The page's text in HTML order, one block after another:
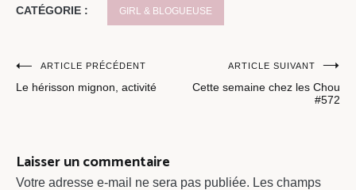
CATÉGORIE : GIRL & BLOGUEUSE
Navigation
de
ARTICLE PRÉCÉDENT
Le hérisson mignon, activité
ARTICLE SUIVANT
Cette semaine chez les Chou
#572
Laisser un commentaire
Votre adresse e-mail ne sera pas publiée. Les champs